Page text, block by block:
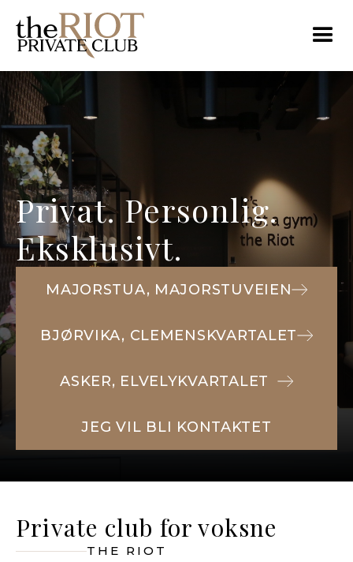
Privat. Personlig.
Eksklusivt.
MAJORSTUA, MAJORSTUVEIEN
BJØRVIKA, CLEMENSKVARTALET
ASKER, ELVELYKVARTALET
JEG VIL BLI KONTAKTET
Private club for voksne
THE RIOT